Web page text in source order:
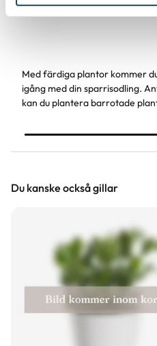
Plantera sparris
Med färdiga plantor kommer
igång med din sparrisodling.
kan du plantera barrotade
rotade plantor i kruka.
Du kanske också gillar